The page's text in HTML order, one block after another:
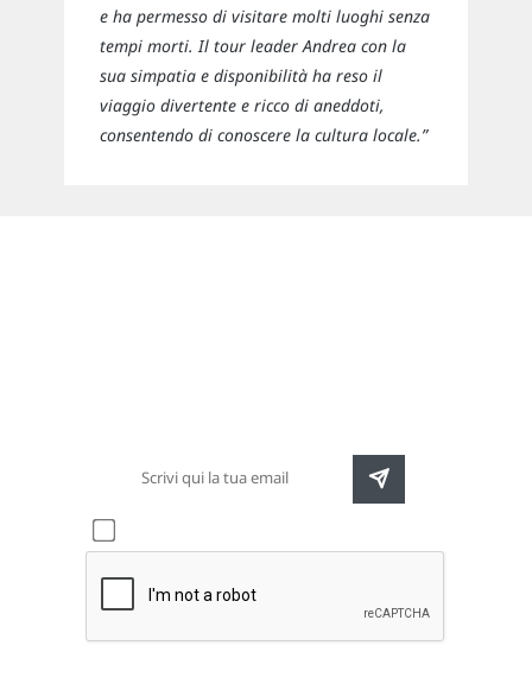
e ha permesso di visitare molti luoghi senza
tempi morti. Il tour leader Andrea con la
sua simpatia e disponibilità ha reso il
viaggio divertente e ricco di aneddoti,
consentendo di conoscere la cultura locale.”